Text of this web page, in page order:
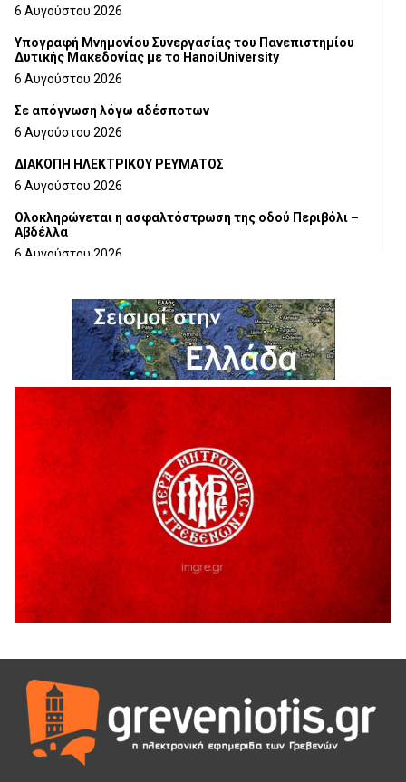
6 Αυγούστου 2026
Υπογραφή Μνημονίου Συνεργασίας του Πανεπιστημίου
Δυτικής Μακεδονίας με το HanoiUniversity
6 Αυγούστου 2026
Σε απόγνωση λόγω αδέσποτων
6 Αυγούστου 2026
ΔΙΑΚΟΠΗ ΗΛΕΚΤΡΙΚΟΥ ΡΕΥΜΑΤΟΣ
6 Αυγούστου 2026
Ολοκληρώνεται η ασφαλτόστρωση της οδού Περιβόλι –
Αβδέλλα
6 Αυγούστου 2026
5 Αυγούστου 2026
Ο ΑΝΔΡΕΑΣ ΑΣΛΑΝΙΔΗΣ ΣΥΝΕΧΙΖΕΙ ΣΤΟΝ ΠΡΩΤΕΑ
ΓΡΕΒΕΝΩΝ
5 Αυγούστου 2026
Ευχαριστήριο Εκπολιτιστικού Συλλόγου Ταξιάρχη προς κ.
Παρασχάκη Αθανάσιο
5 Αυγούστου 2026
Διακοπή υδροδότησης του Α΄ κλάδου ύδρευσης
5 Αυγούστου 2026
Η Marseaux στα Γρεβενά για μια μοναδική συναυλία
5 Αυγούστου 2026
Θερινό Σινεμά στο πλαίσιο του «Πολιτιστικού
Καλοκαιριού 2026» με την βραβευμένη ταινία «Μικρές
Ανάσες».
εξοπλισμού γυμναστηρίου
5 Αυγούστου 2026
ΑΗ ΛΑΟΣ | 5 Αυγούστου | Υπαίθριο Θέατρο “Καστράκι”,
Γρεβενά
5 Αυγούστου 2026